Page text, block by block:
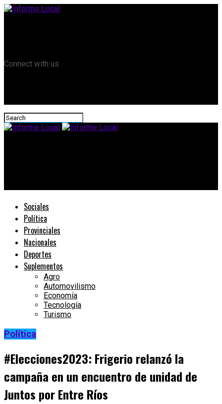
Connect with us
Sociales
Política
Provinciales
Nacionales
Deportes
Suplementos
Agro
Automovilismo
Economía
Tecnología
Turismo
Política
#Elecciones2023: Frigerio relanzó la
campaña en un encuentro de unidad de
Juntos por Entre Ríos